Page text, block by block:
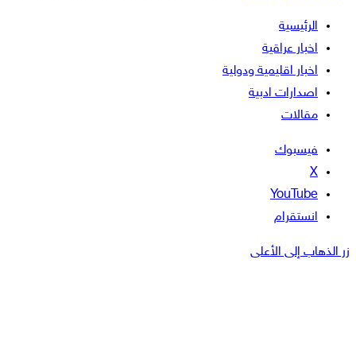
الرئيسية
اخبار عراقية
اخبار اقليمية ودولية
اصدارات ادبية
مقالات
فيسبوك
‫X
‫YouTube
انستقرام
زر الذهاب إلى الأعلى